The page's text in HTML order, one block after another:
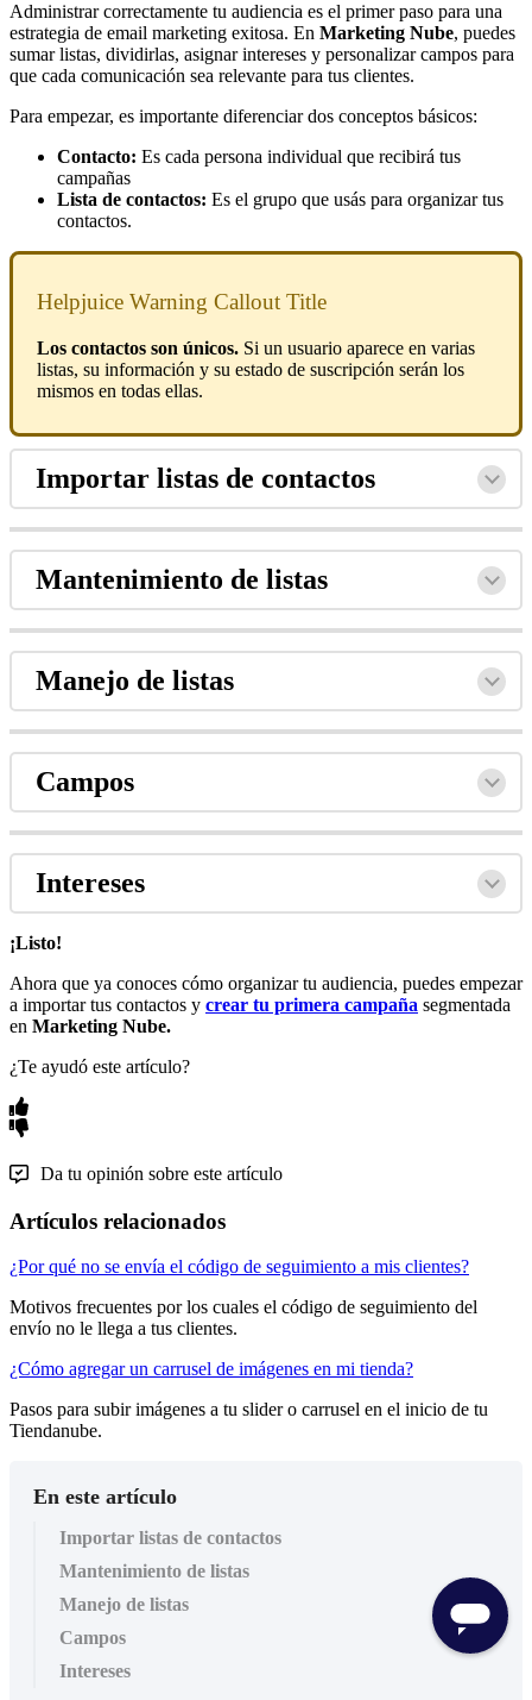
Administrar correctamente tu audiencia es el primer paso para una
estrategia de email marketing exitosa. En Marketing Nube, puedes
sumar listas, dividirlas, asignar intereses y personalizar campos para
que cada comunicación sea relevante para tus clientes.
Para empezar, es importante diferenciar dos conceptos básicos:
Contacto: Es cada persona individual que recibirá tus
campañas
Lista de contactos: Es el grupo que usás para organizar tus
contactos.
Helpjuice Warning Callout Title
Los contactos son únicos. Si un usuario aparece en varias
listas, su información y su estado de suscripción serán los
mismos en todas ellas.
Importar listas de contactos
Mantenimiento de listas
Manejo de listas
Campos
Intereses
¡Listo!
Ahora que ya conoces cómo organizar tu audiencia, puedes empezar
a importar tus contactos y crear tu primera campaña segmentada
en Marketing Nube.
¿Te ayudó este artículo?
Da tu opinión sobre este artículo
Artículos relacionados
¿Por qué no se envía el código de seguimiento a mis clientes?
Motivos frecuentes por los cuales el código de seguimiento del
envío no le llega a tus clientes.
¿Cómo agregar un carrusel de imágenes en mi tienda?
Pasos para subir imágenes a tu slider o carrusel en el inicio de tu
Tiendanube.
En este artículo
Importar listas de contactos
Mantenimiento de listas
Manejo de listas
Campos
Intereses